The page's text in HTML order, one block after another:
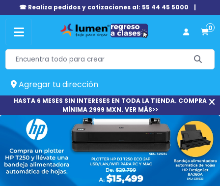
☎ Realiza pedidos y cotizaciones al: 55 44 45 5000 |
0
Agregar tu dirección
HASTA 6 MESES SIN INTERESES EN TODA LA TIENDA. COMPRA
MÍNIMA 2999 MXN. VER MÁS>>